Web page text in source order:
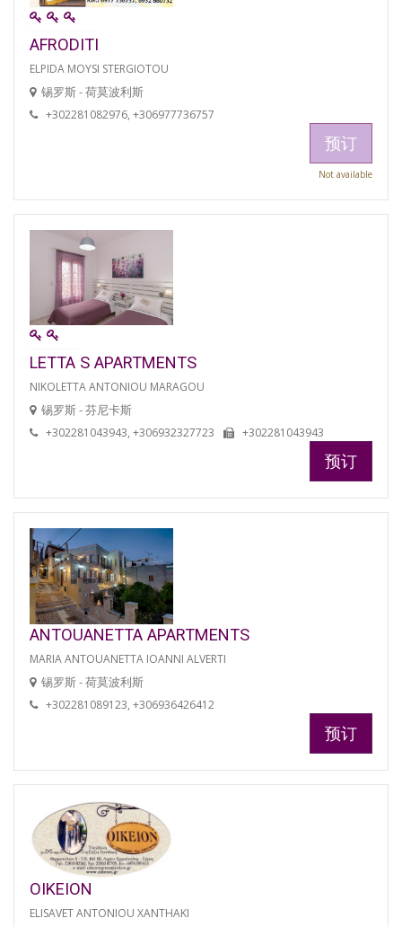
AFRODITI
ELPIDA MOYSI STERGIOTOU
锡罗斯 - 荷莫波利斯
+302281082976, +306977736757
预订
Not available
LETTA S APARTMENTS
NIKOLETTA ANTONIOU MARAGOU
锡罗斯 - 芬尼卡斯
+302281043943, +306932327723 +302281043943
预订
ANTOUANETTA APARTMENTS
MARIA ANTOUANETTA IOANNI ALVERTI
锡罗斯 - 荷莫波利斯
+302281089123, +306936426412
预订
OIKEION
ELISAVET ANTONIOU XANTHAKI